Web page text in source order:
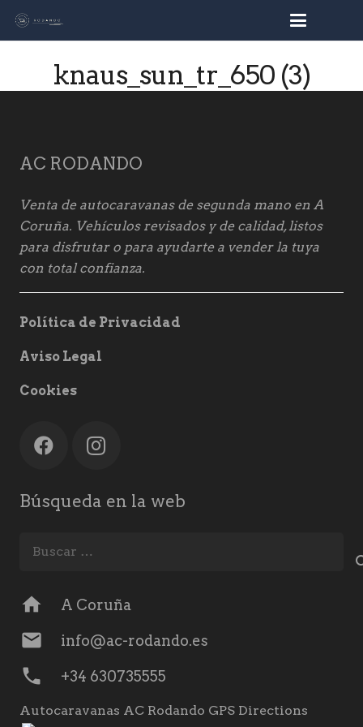
knaus_sun_tr_650 (3)
AC RODANDO
Venta de autocaravanas de segunda mano en A
Coruña. Vehículos revisados y de calidad, listos
para disfrutar o para ayudarte a vender la tuya
con total confianza.
Política de Privacidad
Aviso Legal
Cookies
Búsqueda en la web
home A Coruña
mail info@ac-rodando.es
phone +34 630735555
Autocaravanas AC Rodando GPS Directions